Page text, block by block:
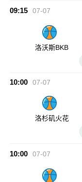
09:15 07-07
洛沃斯BKB
10:00 07-07
洛杉矶火花
10:00 07-07